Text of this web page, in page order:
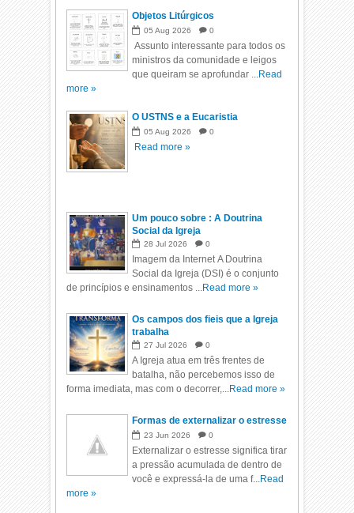
Objetos Litúrgicos
05 Aug 2026 0
Assunto interessante para todos os
ministros da comunidade e leigos
que queiram se aprofundar ...Read
more »
O USTNS e a Eucaristia
05 Aug 2026 0
Read more »
Um pouco sobre : A Doutrina
Social da Igreja
28 Jul 2026 0
Imagem da Internet A Doutrina
Social da Igreja (DSI) é o conjunto
de princípios e ensinamentos ...Read more »
Os campos dos fieis que a Igreja
trabalha
27 Jul 2026 0
A Igreja atua em três frentes de
batalha, não percebemos isso de
forma imediata, mas com o decorrer,...Read more »
Formas de externalizar o estresse
23 Jun 2026 0
Externalizar o estresse significa tirar
a pressão acumulada de dentro de
você e expressá-la de uma f...Read
more »